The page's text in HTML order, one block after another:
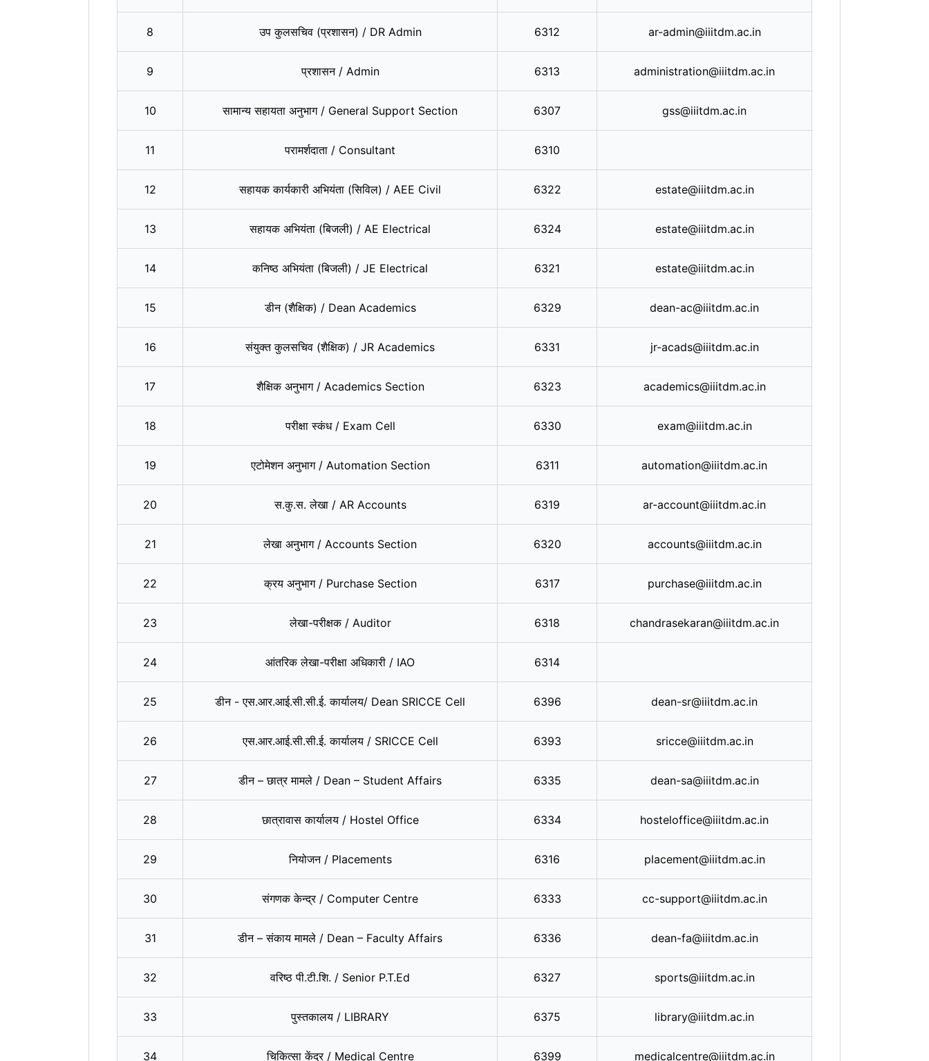
8 उप कुलसचिव (प्रशासन) / DR Admin 6312 ar-admin@iiitdm.ac.in
9 प्रशासन / Admin 6313 administration@iiitdm.ac.in
10 सामान्‍य सहायता अनुभाग / General Support Section 6307 gss@iiitdm.ac.in
11 परामर्शदाता / Consultant 6310
12 सहायक कार्यकारी अभियंता (सिविल) / AEE Civil 6322 estate@iiitdm.ac.in
13 सहायक अभियंता (बिजली) / AE Electrical 6324 estate@iiitdm.ac.in
14 कनिष्‍ठ अभियंता (बिजली) / JE Electrical 6321 estate@iiitdm.ac.in
15 डीन (शैक्षिक) / Dean Academics 6329 dean-ac@iiitdm.ac.in
16 संयुक्‍त कुलसचिव (शैक्षिक) / JR Academics 6331 jr-acads@iiitdm.ac.in
17 शैक्षिक अनुभाग / Academics Section 6323 academics@iiitdm.ac.in
18 परीक्षा स्‍कंध / Exam Cell 6330 exam@iiitdm.ac.in
19 एटोमेशन अनुभाग / Automation Section 6311 automation@iiitdm.ac.in
20 स.कु.स. लेखा / AR Accounts 6319 ar-account@iiitdm.ac.in
21 लेखा अनुभाग / Accounts Section 6320 accounts@iiitdm.ac.in
22 क्रय अनुभाग / Purchase Section 6317 purchase@iiitdm.ac.in
23 लेखा-परीक्षक / Auditor 6318 chandrasekaran@iiitdm.ac.in
24 आंतरिक लेखा-परीक्षा अधिकारी / IAO 6314
25 डीन - एस.आर.आई.सी.सी.ई. कार्यालय/ Dean SRICCE Cell 6396 dean-sr@iiitdm.ac.in
26 एस.आर.आई.सी.सी.ई. कार्यालय / SRICCE Cell 6393 sricce@iiitdm.ac.in
27 डीन – छात्र मामले / Dean – Student Affairs 6335 dean-sa@iiitdm.ac.in
28 छात्रावास कार्यालय / Hostel Office 6334 hosteloffice@iiitdm.ac.in
29 नियोजन / Placements 6316 placement@iiitdm.ac.in
30 संगणक केन्‍द्र / Computer Centre 6333 cc-support@iiitdm.ac.in
31 डीन – संकाय मामले / Dean – Faculty Affairs 6336 dean-fa@iiitdm.ac.in
32 वरिष्‍ठ पी.टी.शि. / Senior P.T.Ed 6327 sports@iiitdm.ac.in
33 पुस्‍तकालय / LIBRARY 6375 library@iiitdm.ac.in
34 चिकित्‍सा केंद्र / Medical Centre 6399 medicalcentre@iiitdm.ac.in